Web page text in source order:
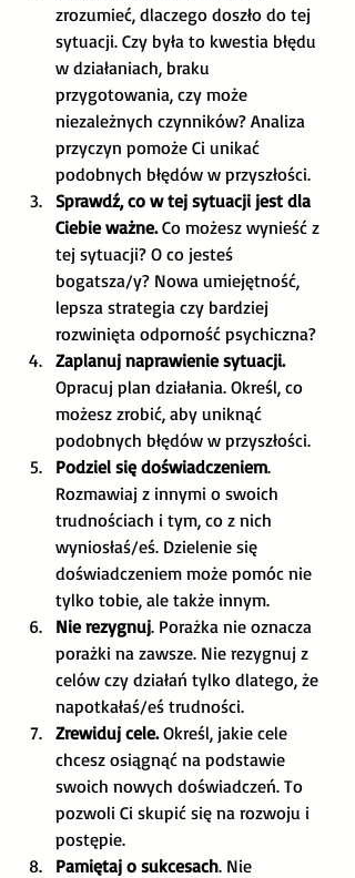
zrozumieć, dlaczego doszło do tej
sytuacji. Czy była to kwestia błędu
w działaniach, braku
przygotowania, czy może
niezależnych czynników? Analiza
przyczyn pomoże Ci unikać
podobnych błędów w przyszłości.
Sprawdź, co w tej sytuacji jest dla
Ciebie ważne. Co możesz wynieść z
tej sytuacji? O co jesteś
bogatsza/y? Nowa umiejętność,
lepsza strategia czy bardziej
rozwinięta odporność psychiczna?
Zaplanuj naprawienie sytuacji.
Opracuj plan działania. Określ, co
możesz zrobić, aby uniknąć
podobnych błędów w przyszłości.
Podziel się doświadczeniem.
Rozmawiaj z innymi o swoich
trudnościach i tym, co z nich
wyniosłaś/eś. Dzielenie się
doświadczeniem może pomóc nie
tylko tobie, ale także innym.
Nie rezygnuj. Porażka nie oznacza
porażki na zawsze. Nie rezygnuj z
celów czy działań tylko dlatego, że
napotkałaś/eś trudności.
Zrewiduj cele. Określ, jakie cele
chcesz osiągnąć na podstawie
swoich nowych doświadczeń. To
pozwoli Ci skupić się na rozwoju i
postępie.
Pamiętaj o sukcesach. Nie